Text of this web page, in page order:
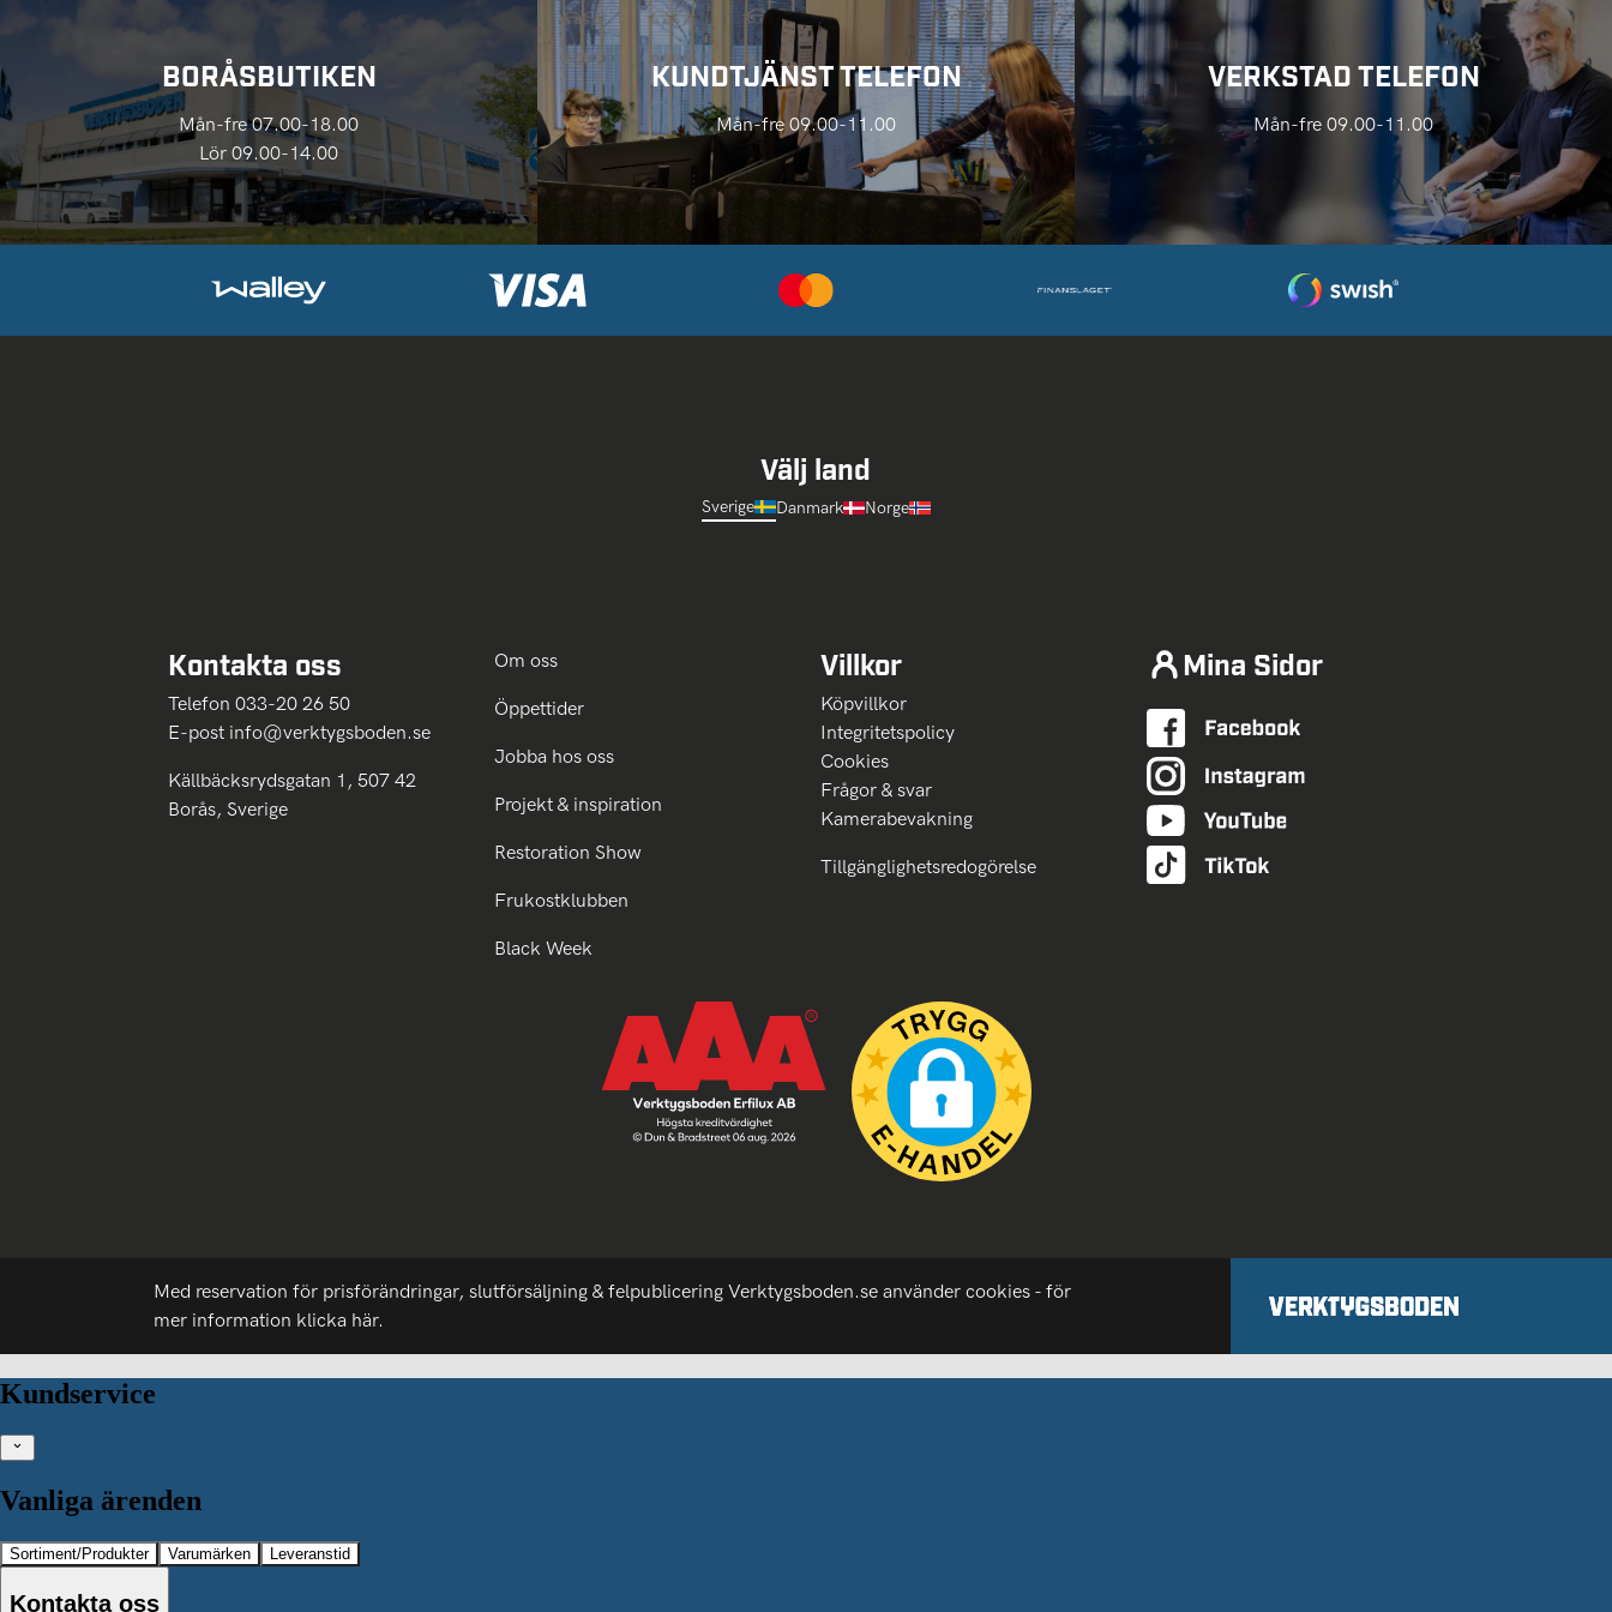
BORÅSBUTIKEN
Mån-fre 07.00-18.00
Lör 09.00-14.00
KUNDTJÄNST TELEFON
Mån-fre 09.00-11.00
VERKSTAD TELEFON
Mån-fre 09.00-11.00
Välj land
Sverige Danmark Norge
Kontakta oss
Telefon 033-20 26 50
E-post info@verktygsboden.se
Källbäcksrydsgatan 1, 507 42
Borås, Sverige
Om oss
Öppettider
Jobba hos oss
Projekt & inspiration
Restoration Show
Frukostklubben
Black Week
Villkor
Köpvillkor
Integritetspolicy
Cookies
Frågor & svar
Kamerabevakning
Tillgänglighetsredogörelse
Mina Sidor
Med reservation för prisförändringar, slutförsäljning & felpublicering Verktygsboden.se använder cookies - för
mer information klicka här.